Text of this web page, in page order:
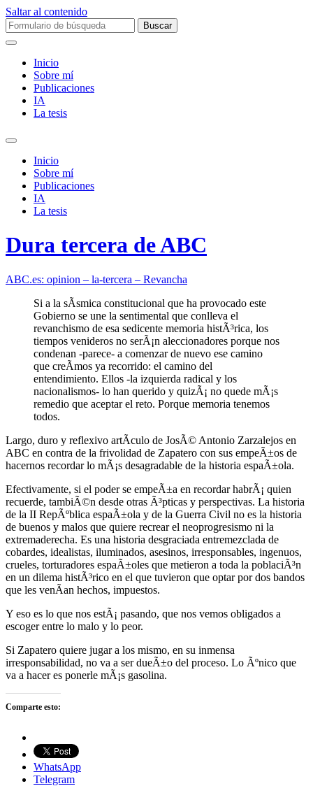
Saltar al contenido
Buscar:
Inicio
Sobre mí­
Publicaciones
IA
La tesis
Alternar
campo
búsqueda
Inicio
Sobre mí­
Publicaciones
IA
La tesis
Dura tercera de ABC
ABC.es: opinion – la-tercera – Revancha
Si a la sÃ­smica constitucional que ha provocado este
Gobierno se une la sentimental que conlleva el
revanchismo de esa sedicente memoria histÃ³rica, los
tiempos venideros no serÃ¡n aleccionadores porque nos
condenan -parece- a comenzar de nuevo ese camino
que creÃ­mos ya recorrido: el camino del
entendimiento. Ellos -la izquierda radical y los
nacionalismos- lo han querido y quizÃ¡ no quede mÃ¡s
remedio que aceptar el reto. Porque memoria tenemos
todos.
Largo, duro y reflexivo artÃ­culo de JosÃ© Antonio Zarzalejos en
ABC en contra de la frivolidad de Zapatero con sus empeÃ±os de
hacernos recordar lo mÃ¡s desagradable de la historia espaÃ±ola.
Efectivamente, si el poder se empeÃ±a en recordar habrÃ¡ quien
recuerde, tambiÃ©n desde otras Ã³pticas y perspectivas. La historia
de la II RepÃºblica espaÃ±ola y de la Guerra Civil no es la historia
de buenos y malos que quiere recrear el neoprogresismo ni la
extremaderecha. Es una historia desgraciada entremezclada de
cobardes, idealistas, iluminados, asesinos, irresponsables, ingenuos,
crueles, torturadores espaÃ±oles que metieron a toda la poblaciÃ³n
en un dilema histÃ³rico en el que tuvieron que optar por dos bandos
que les venÃ­an hechos, impuestos.
Y eso es lo que nos estÃ¡ pasando, que nos vemos obligados a
escoger entre lo malo y lo peor.
Si Zapatero quiere jugar a los mismo, en su inmensa
irresponsabilidad, no va a ser dueÃ±o del proceso. Lo Ãºnico que
va a hacer es ponerle mÃ¡s gasolina.
Comparte esto:
WhatsApp
Telegram